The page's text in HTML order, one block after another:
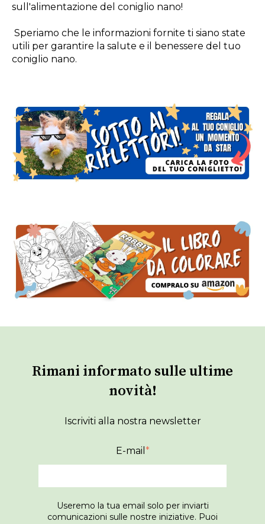
sull'alimentazione del coniglio nano!
Speriamo che le informazioni fornite ti siano state
utili per garantire la salute e il benessere del tuo
coniglio nano.
Rimani informato sulle ultime
novità!
Iscriviti alla nostra newsletter
E-mail *
Useremo la tua email solo per inviarti
comunicazioni sulle nostre iniziative. Puoi